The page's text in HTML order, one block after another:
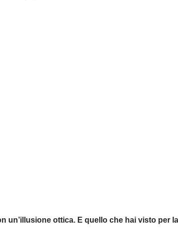
un’illusione ottica. E quello che hai visto per